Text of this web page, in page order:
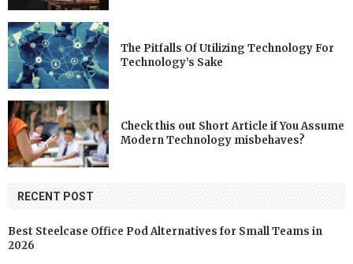
The Pitfalls Of Utilizing Technology For
Technology’s Sake
Check this out Short Article if You Assume
Modern Technology misbehaves?
RECENT POST
Best Steelcase Office Pod Alternatives for Small Teams in
2026